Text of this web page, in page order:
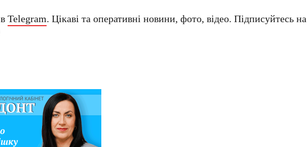
вTelegram. Цікаві та оперативні новини, фото, відео. Підписуйтесь на